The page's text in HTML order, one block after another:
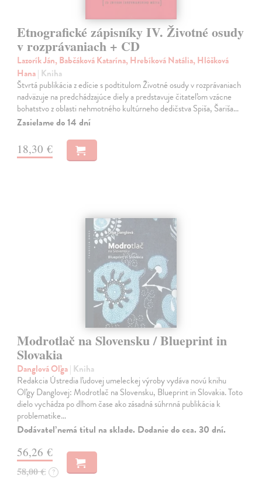
Etnografické zápisníky IV. Životné osudy
v rozprávaniach + CD
Lazorík Ján, Babčáková Katarína, Hrebíková Natália, Hlôšková
Hana| Kniha
Štvrtá publikácia z edície s podtitulom Životné osudy v rozprávaniach
nadväzuje na predchádzajúce diely a predstavuje čitateľom vzácne
bohatstvo z oblasti nehmotného kultúrneho dedičstva Spiša, Šariša…
Zasielame do 14 dní
18,30 €
Modrotlač na Slovensku / Blueprint in
Slovakia
Danglová Oľga| Kniha
Redakcia Ústredia ľudovej umeleckej výroby vydáva novú knihu
Oľgy Danglovej: Modrotlač na Slovensku, Blueprint in Slovakia. Toto
dielo vychádza po dlhom čase ako zásadná súhrnná publikácia k
problematike…
Dodávateľ nemá titul na sklade. Dodanie do cca. 30 dní.
56,26 €
58,00 € ?